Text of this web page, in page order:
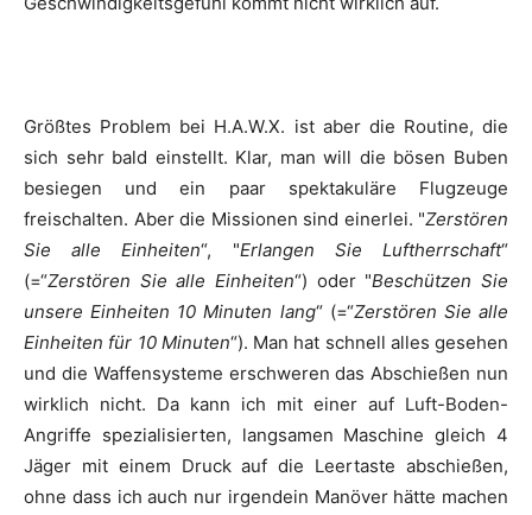
Größtes Problem bei H.A.W.X. ist aber die Routine, die
sich sehr bald einstellt. Klar, man will die bösen Buben
besiegen und ein paar spektakuläre Flugzeuge
freischalten. Aber die Missionen sind einerlei. "Zerstören
Sie alle Einheiten“, "Erlangen Sie Luftherrschaft“
(=“Zerstören Sie alle Einheiten“) oder "Beschützen Sie
unsere Einheiten 10 Minuten lang“ (=“Zerstören Sie alle
Einheiten für 10 Minuten“). Man hat schnell alles gesehen
und die Waffensysteme erschweren das Abschießen nun
wirklich nicht. Da kann ich mit einer auf Luft-Boden-
Angriffe spezialisierten, langsamen Maschine gleich 4
Jäger mit einem Druck auf die Leertaste abschießen,
ohne dass ich auch nur irgendein Manöver hätte machen